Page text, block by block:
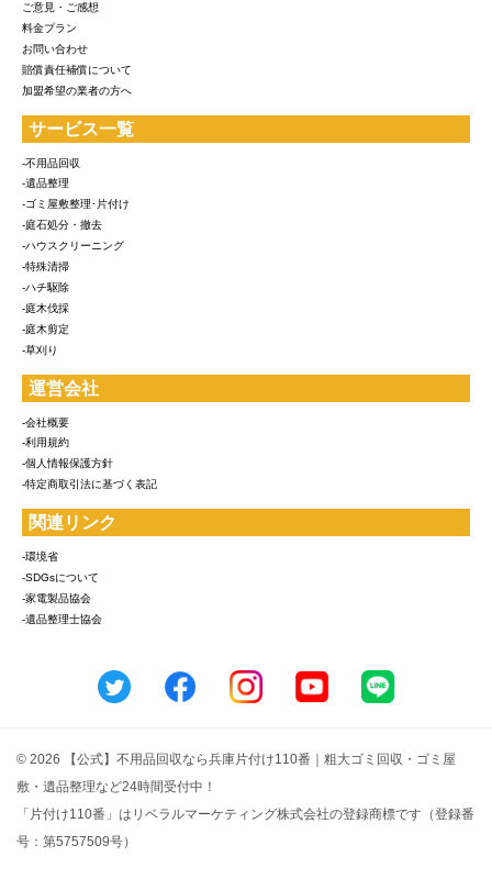
ご意見・ご感想
料金プラン
お問い合わせ
賠償責任補償について
加盟希望の業者の方へ
サービス一覧
-不用品回収
-遺品整理
-ゴミ屋敷整理･片付け
-庭石処分・撤去
-ハウスクリーニング
-特殊清掃
-ハチ駆除
-庭木伐採
-庭木剪定
-草刈り
運営会社
-会社概要
-利用規約
-個人情報保護方針
-特定商取引法に基づく表記
関連リンク
-環境省
-SDGsについて
-家電製品協会
-遺品整理士協会
© 2026 【公式】不用品回収なら兵庫片付け110番｜粗大ゴミ回収・ゴミ屋
敷・遺品整理など24時間受付中！
「片付け110番」はリベラルマーケティング株式会社の登録商標です（登録番
号：第5757509号）